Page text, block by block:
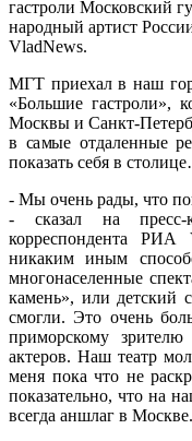
гастроли Московский
народный артист
VladNews.
МГТ приехал в наш
«Большие гастроли»,
Москвы и Санкт-
в самые отдаленные
показать себя в
- Мы очень рады, что
- сказал на пресс-
корреспондента РИА
никаким иным
многонаселенные
камень», или детский
смогли. Это очень
приморскому
актеров. Наш театр
меня пока что не
показательно, что на
всегда аншлаг в Москве.